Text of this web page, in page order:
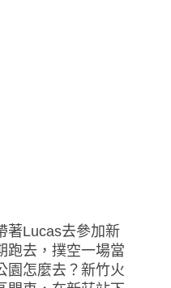
著Lucas去參加新
跑去，撲空一場當
園怎麼去？新竹火